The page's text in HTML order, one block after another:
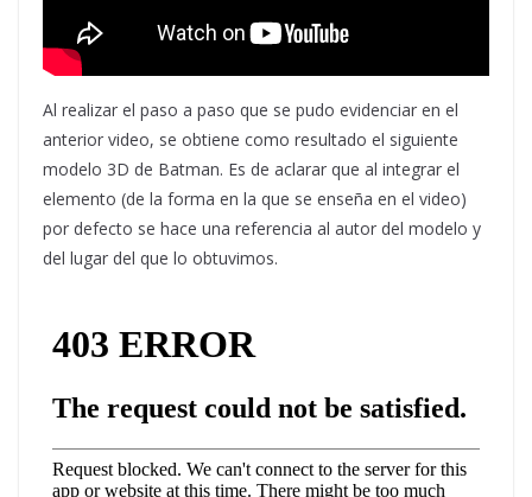
Al realizar el paso a paso que se pudo evidenciar en el
anterior video, se obtiene como resultado el siguiente
modelo 3D de Batman. Es de aclarar que al integrar el
elemento (de la forma en la que se enseña en el video)
por defecto se hace una referencia al autor del modelo y
del lugar del que lo obtuvimos.